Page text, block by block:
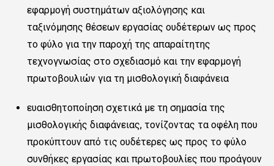
εφαρμογή συστημάτων αξιολόγησης και
ταξινόμησης θέσεων εργασίας ουδέτερων ως προς
το φύλο για την παροχή της απαραίτητης
τεχνογνωσίας στο σχεδιασμό και την εφαρμογή
πρωτοβουλιών για τη μισθολογική διαφάνεια
ευαισθητοποίηση σχετικά με τη σημασία της
μισθολογικής διαφάνειας, τονίζοντας τα οφέλη που
προκύπτουν από τις ουδέτερες ως προς το φύλο
συνθήκες εργασίας και πρωτοβουλίες που προάγουν